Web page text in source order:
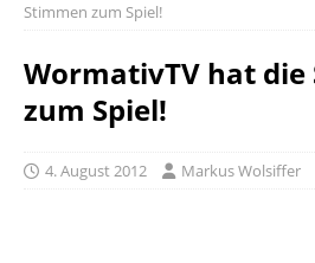
Stimmen zum Spiel!
WormativTV hat die
zum Spiel!
4. August 2012 Markus Wolsiffer